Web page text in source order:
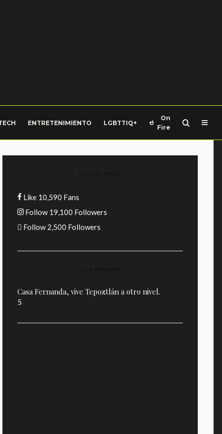
ENTRETENIMIENTO LGBTTIQ+
On
Fire
Like 10,590 Fans
Follow19,100 Followers
Follow2,500 Followers
Casa Fernanda, vive Tepoztlán a otro nivel.
5